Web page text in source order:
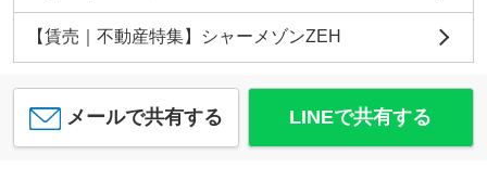
【賃売｜不動産特集】シャーメゾンZEH
メールで共有する LINEで共有する